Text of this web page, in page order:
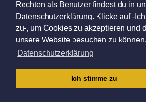
Rechten als Benutzer findest du in
Datenschutzerklärung. Klicke auf -
zu-, um Cookies zu akzeptieren und
unsere Website besuchen zu können.
Datenschutzerklärung
Ich stimme zu
Location
TERMS OF USE
CHILDREN PRIVACY